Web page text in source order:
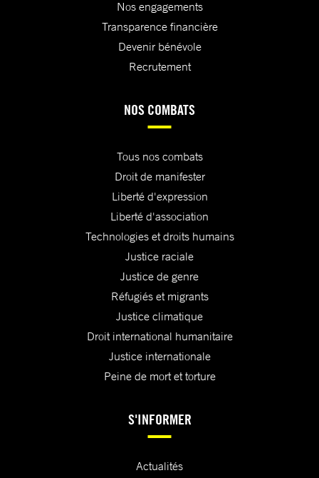
Nos engagements
Transparence financière
Devenir bénévole
Recrutement
NOS COMBATS
Tous nos combats
Droit de manifester
Liberté d'expression
Liberté d'association
Technologies et droits humains
Justice raciale
Justice de genre
Réfugiés et migrants
Justice climatique
Droit international humanitaire
Justice internationale
Peine de mort et torture
S'INFORMER
Actualités